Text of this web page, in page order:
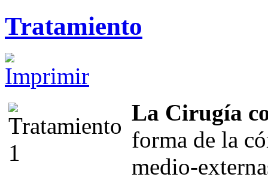
Tratamiento
La Cirugía
forma de la
medio-